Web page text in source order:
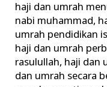
haji dan umrah
nabi muhammad,
umrah pendidikan
haji dan umrah
rasulullah, haji dan
dan umrah secara